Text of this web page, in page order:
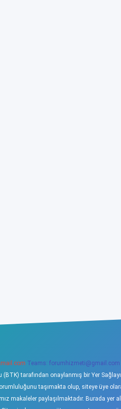
Teams: forumhizmeti@gmail.com
tarafından onaylanmış bir Yer
taşımakta olup, siteye üye
makaleler paylaşılmaktadır. Burada